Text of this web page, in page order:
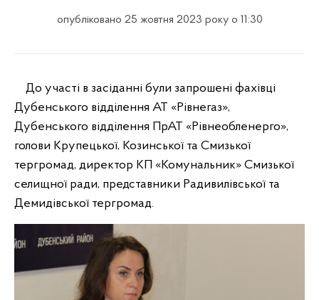
опубліковано 25 жовтня 2023 року о 11:30
До участі в засіданні були запрошені фахівці
Дубенського відділення АТ «Рівнегаз»,
Дубенського відділення ПрАТ «Рівнеобленерго»,
голови Крупецької, Козинської та Смизької
тергромад, директор КП «Комунальник» Смизької
селищної ради, представники Радивилівської та
Демидівської тергромад.